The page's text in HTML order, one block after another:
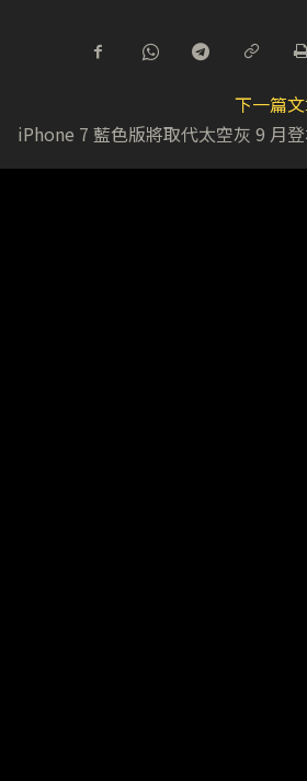
下一篇
iPhone 7 藍色版將取代太空灰 9 月